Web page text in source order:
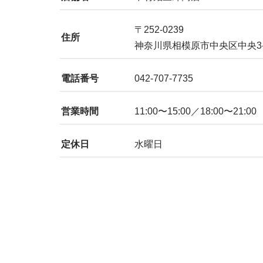
住所
〒252-0239
神奈川県相模原市中央区中央
電話番号 042-707-7735
営業時間 11:00〜15:00／18:00〜21:00
定休日 水曜日